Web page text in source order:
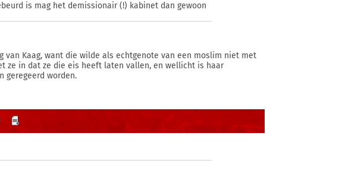
is mag het demissionair (!) kabinet dan gewoon
Kaag, want die wilde als echtgenote van een moslim niet met
ze in dat ze die eis heeft laten vallen, en wellicht is haar
geregeerd worden.